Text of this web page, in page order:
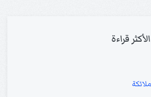
قراءة